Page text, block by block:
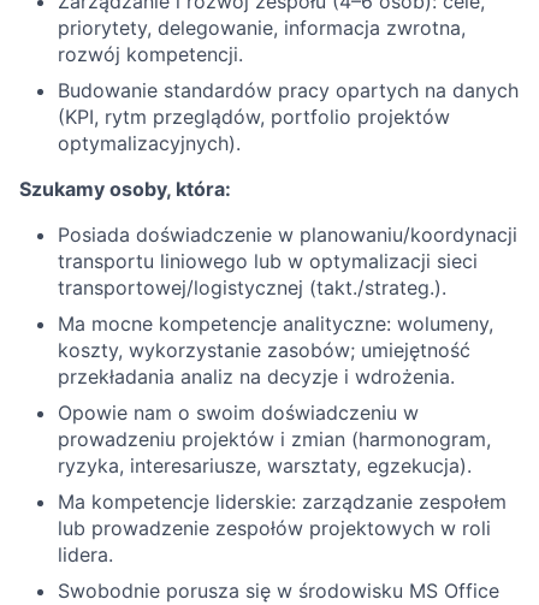
priorytety, delegowanie, informacja zwrotna,
rozwój kompetencji.
Budowanie standardów pracy opartych na danych
(KPI, rytm przeglądów, portfolio projektów
optymalizacyjnych).
Szukamy osoby, która:
Posiada doświadczenie w planowaniu/koordynacji
transportu liniowego lub w optymalizacji sieci
transportowej/logistycznej (takt./strateg.).
Ma mocne kompetencje analityczne: wolumeny,
koszty, wykorzystanie zasobów; umiejętność
przekładania analiz na decyzje i wdrożenia.
Opowie nam o swoim doświadczeniu w
prowadzeniu projektów i zmian (harmonogram,
ryzyka, interesariusze, warsztaty, egzekucja).
Ma kompetencje liderskie: zarządzanie zespołem
lub prowadzenie zespołów projektowych w roli
lidera.
Swobodnie porusza się w środowisku MS Office